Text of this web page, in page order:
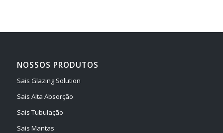
NOSSOS PRODUTOS
Sais Glazing Solution
Sais Alta Absorção
Sais Tubulação
Sais Mantas